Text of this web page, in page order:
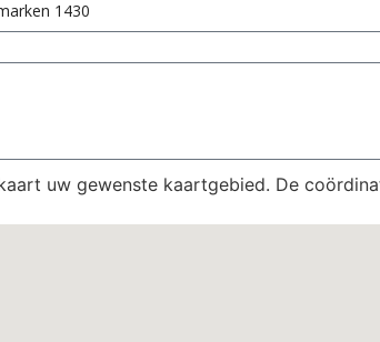
uw gewenste kaartgebied. De